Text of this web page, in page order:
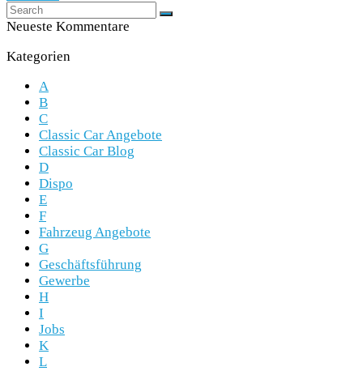
Neueste Kommentare
Kategorien
A
B
C
Classic Car Angebote
Classic Car Blog
D
Dispo
E
F
Fahrzeug Angebote
G
Geschäftsführung
Gewerbe
H
I
Jobs
K
L